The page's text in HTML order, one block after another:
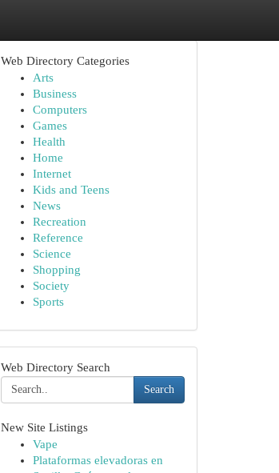
Web Directory Categories
Arts
Business
Computers
Games
Health
Home
Internet
Kids and Teens
News
Recreation
Reference
Science
Shopping
Society
Sports
Web Directory Search
Search
New Site Listings
Vape
Plataformas elevadoras en